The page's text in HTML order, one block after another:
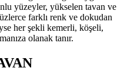
yüzeyler, yükselen tavan ve
farklı renk ve dokudan
her şekli kemerli, köşeli,
olanak tanır.